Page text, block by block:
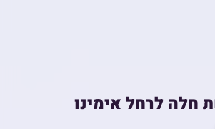
חלה לרחל אימינו